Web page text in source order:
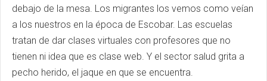
debajo de la mesa. Los migrantes los vemos como veían
a los nuestros en la época de Escobar. Las escuelas
tratan de dar clases virtuales con profesores que no
tienen ni idea que es clase web. Y el sector salud grita a
pecho herido, el jaque en que se encuentra.